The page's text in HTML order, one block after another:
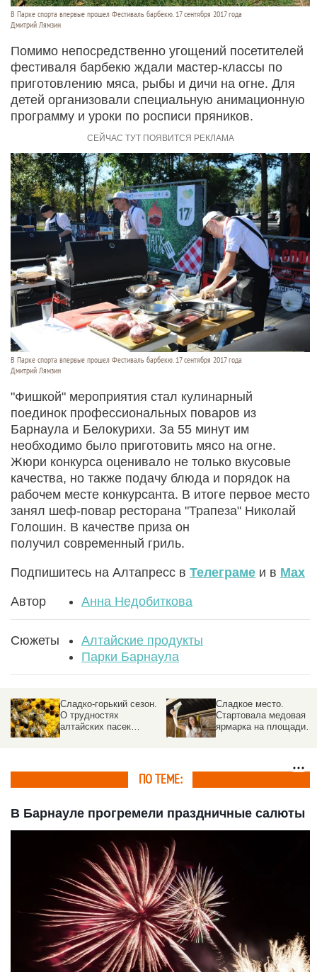
В Парке спорта впервые прошел Фестиваль барбекю. 17 сентября 2017 года
Дмитрий Лямзин
Помимо непосредственно угощений посетителей
фестиваля барбекю ждали мастер-классы по
приготовлению мяса, рыбы и дичи на огне. Для
детей организовали специальную анимационную
программу и уроки по росписи пряников.
В Парке спорта впервые прошел Фестиваль барбекю. 17 сентября 2017 года
Дмитрий Лямзин
"Фишкой" мероприятия стал кулинарный
поединок профессиональных поваров из
Барнаула и Белокурихи. За 55 минут им
необходимо было приготовить мясо на огне.
Жюри конкурса оценивало не только вкусовые
качества, но также подачу блюда и порядок на
рабочем месте конкурсанта. В итоге первое место
занял шеф-повар ресторана "Трапеза" Николай
Голошин. В качестве приза он
получил современный гриль.
Подпишитесь на Алтапресс в Телеграме и в Max
Автор Анна Недобиткова
Сюжеты
Алтайские продукты
Парки Барнаула
Сладко-горький сезон.
О трудностях
алтайских пасек
Сладкое место.
Стартовала медовая
ярмарка на площади
ПО ТЕМЕ:
В Барнауле прогремели праздничные салюты